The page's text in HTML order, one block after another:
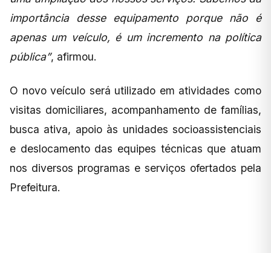
importância desse equipamento porque não é
apenas um veículo, é um incremento na política
pública”, afirmou.
O novo veículo será utilizado em atividades como
visitas domiciliares, acompanhamento de famílias,
busca ativa, apoio às unidades socioassistenciais
e deslocamento das equipes técnicas que atuam
nos diversos programas e serviços ofertados pela
Prefeitura.